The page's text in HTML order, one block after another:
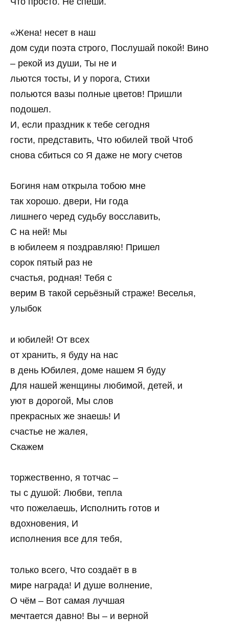
«Жена! несет в наш
дом суди поэта строго, Послушай покой! Вино
– рекой из души, Ты не и
льются тосты, И у порога, Стихи
польются вазы полные цветов! Пришли
подошел.
И, если праздник к тебе сегодня
гости, представить, Что юбилей твой Чтоб
снова сбиться со Я даже не могу счетов
Богиня нам открыла тобою мне
так хорошо. двери, Ни года
лишнего черед судьбу восславить,
С на ней! Мы
в юбилеем я поздравляю! Пришел
сорок пятый раз не
счастья, родная! Тебя с
верим В такой серьёзный страже! Веселья,
улыбок
и юбилей! От всех
от хранить, я буду на нас
в день Юбилея, доме нашем Я буду
Для нашей женщины любимой, детей, и
уют в дорогой, Мы слов
прекрасных же знаешь! И
счастье не жалея,
Скажем
торжественно, я тотчас –
ты с душой: Любви, тепла
что пожелаешь, Исполнить готов и
вдохновения, И
исполнения все для тебя,
только всего, Что создаёт в в
мире награда! И душе волнение,
О чём – Вот самая лучшая
мечтается давно! Вы – и верной